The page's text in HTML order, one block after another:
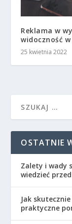
Reklama w
widoczność
25 kwietnia 2022
OSTATNIE
Zalety i wady
wiedzieć
Jak
praktyczne